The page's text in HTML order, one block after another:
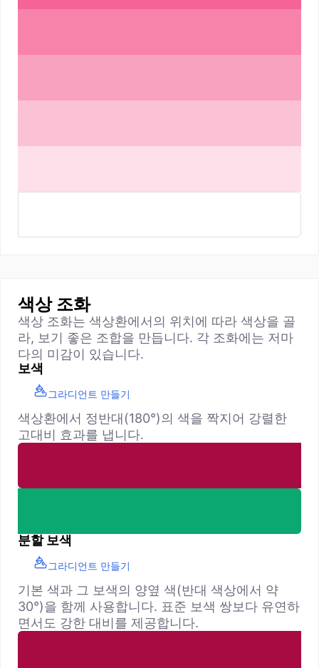
색상 조화
색상 조화는 색상환에서의 위치에 따라 색상을 골
라, 보기 좋은 조합을 만듭니다. 각 조화에는 저마
다의 미감이 있습니다.
보색
그라디언트 만들기
색상환에서 정반대(180°)의 색을 짝지어 강렬한
고대비 효과를 냅니다.
분할 보색
그라디언트 만들기
기본 색과 그 보색의 양옆 색(반대 색상에서 약
30°)을 함께 사용합니다. 표준 보색 쌍보다 유연하
면서도 강한 대비를 제공합니다.